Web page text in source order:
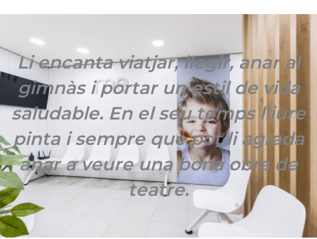
Li encanta viatjar, llegir, anar al
gimnàs i portar un estil de vida
saludable. En el seu temps lliure
pinta i sempre que pot li agrada
anar a veure una bona obra de
teatre.